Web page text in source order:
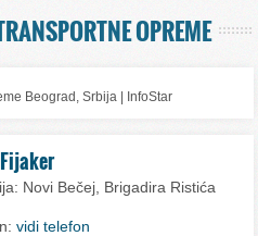
OPREME
Beograd, Srbija | InfoStar
Novi Bečej, Brigadira Ristića
vidi telefon